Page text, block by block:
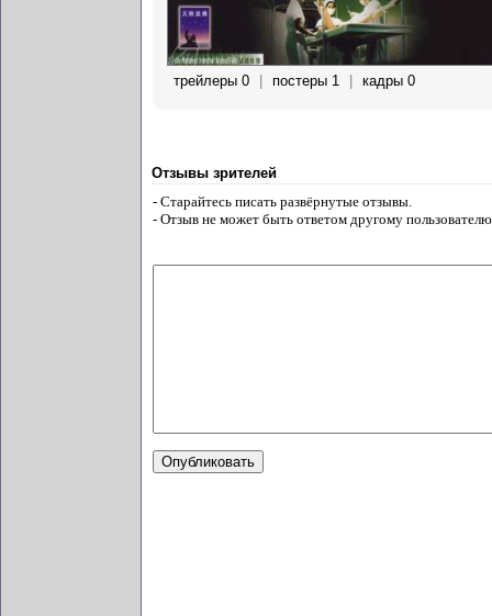
трейлеры 0 | постеры 1 | кадры 0
Отзывы зрителей
- Старайтесь писать развёрнутые отзывы.
- Отзыв не может быть ответом другому